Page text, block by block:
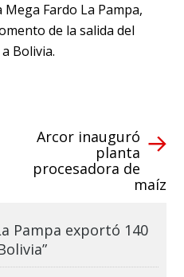
Fardo La Pampa,
de la salida del
Bolivia.
Arcor inauguró
planta
procesadora de
maíz
Pampa exportó 140